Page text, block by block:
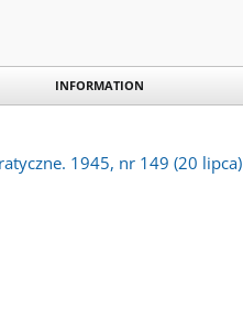
INFORMATION
1945, nr 149 (20 lipca)